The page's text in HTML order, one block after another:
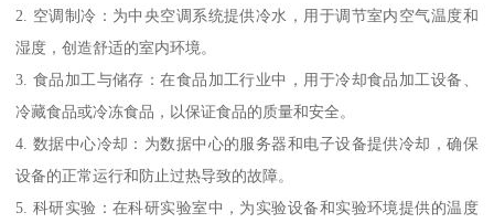
2. 空调制冷：为中央空调系统提供冷水，用于调节室内空气温度和
湿度，创造舒适的室内环境。
3. 食品加工与储存：在食品加工行业中，用于冷却食品加工设备、
冷藏食品或冷冻食品，以保证食品的质量和安全。
4. 数据中心冷却：为数据中心的服务器和电子设备提供冷却，确保
设备的正常运行和防止过热导致的故障。
5. 科研实验：在科研实验室中，为实验设备和实验环境提供的温度